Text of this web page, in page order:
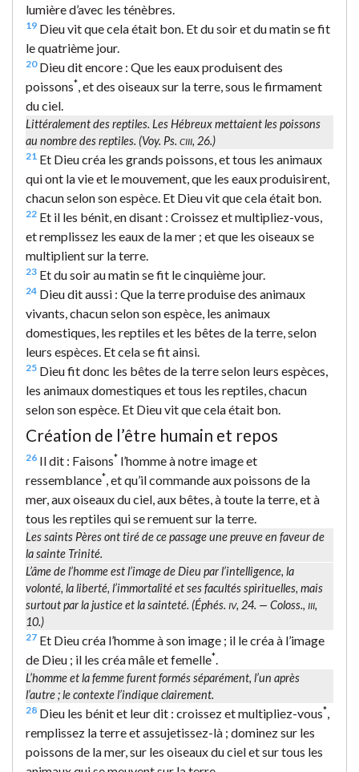
lumière d’avec les ténèbres.
19 Dieu vit que cela était bon. Et du soir et du matin se fit
le quatrième jour.
20Dieu dit encore : Que les eaux produisent des
poissons* , et des oiseaux sur la terre, sous le firmament
du ciel.
Littéralementdes reptiles. Les Hébreux mettaient les poissons
au nombre des reptiles. (Voy. Ps. CIII, 26.)
21 Et Dieu créa les grands poissons, et tous les animaux
qui ont la vie et le mouvement, que les eaux produisirent,
chacun selon son espèce. Et Dieu vit que cela était bon.
22 Et il les bénit, en disant : Croissez et multipliez-vous,
et remplissez les eaux de la mer ; et que les oiseaux se
multiplient sur la terre.
23 Et du soir au matin se fit le cinquième jour.
24 Dieu dit aussi : Que la terre produise des animaux
vivants, chacun selon son espèce, les animaux
domestiques, les reptiles et les bêtes de la terre, selon
leurs espèces. Et cela se fit ainsi.
25 Dieu fit donc les bêtes de la terre selon leurs espèces,
les animaux domestiques et tous les reptiles, chacun
selon son espèce. Et Dieu vit que cela était bon.
Création de l’être humain et repos
26 Il dit : Faisons* l’homme à notre image et
ressemblance* , et qu’il commande aux poissons de la
mer, aux oiseaux du ciel, aux bêtes, à toute la terre, et à
tous les reptiles qui se remuent sur la terre.
Les saints Pères ont tiré de ce passage une preuve en faveur de
la sainte Trinité.
L’âme de l’homme est l’image de Dieu par l’intelligence, la
volonté, la liberté, l’immortalité et ses facultés spirituelles, mais
surtout par la justice et la sainteté. (Éphés. IV, 24. — Coloss., III,
10.)
27 Et Dieu créa l’homme à son image ; il le créa à l’image
de Dieu ; il les créa mâle et femelle*
L’homme et la femme furent formés séparément, l’un après
l’autre ; le contexte l’indique clairement.
28 Dieu les bénit et leur dit : croissez et multipliez-vous*
remplissez la terre et assujetissez-là ; dominez sur les
poissons de la mer, sur les oiseaux du ciel et sur tous les